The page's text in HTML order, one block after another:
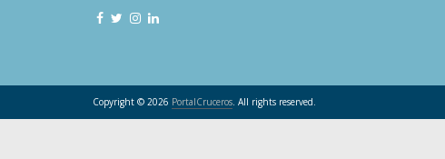
Copyright © 2026 PortalCruceros. All rights reserved.